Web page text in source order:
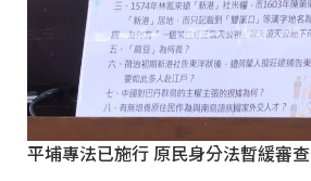
平埔專法已施行 原民身分法暫緩審查